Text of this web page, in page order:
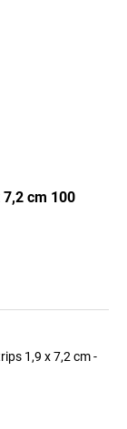
cm 100